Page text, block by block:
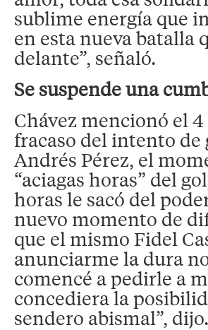
sublime energía que
en esta nueva batalla
delante”, señaló.
Se suspende una
Chávez mencionó el
fracaso del intento de
Andrés Pérez, el
“aciagas horas” del
horas le sacó del
nuevo momento de
que el mismo Fidel
anunciarme la dura
comencé a pedirle a
concediera la
sendero abismal”, dijo.